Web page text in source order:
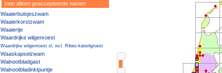
toon alleen geaccepteerde namen
Waaierbuisjeszwam
Waaierkorstzwam
Waaiertje
Waardrijke wilgenroest
Waardrijke wilgenroest sl, incl. Ribes-katwilgroest
Waaskapselzwam
Walnootbladgast
Walnootbladinktpuntje